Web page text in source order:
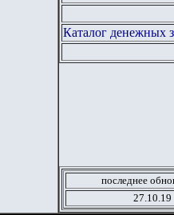
Каталог денежных
последнее
27.10.19